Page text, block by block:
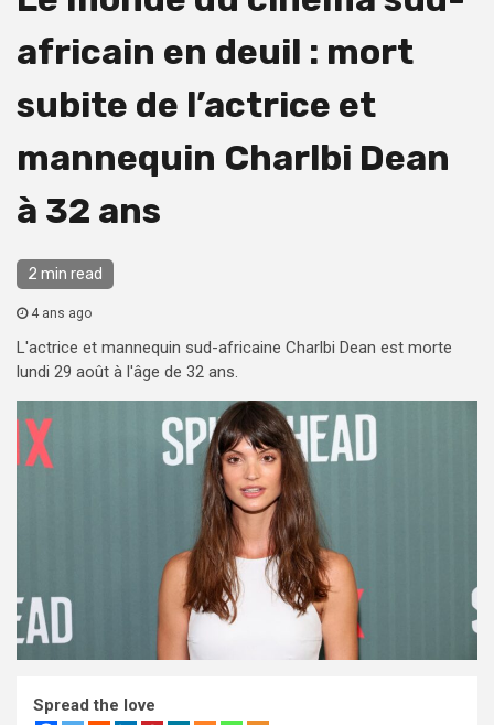
africain en deuil : mort
subite de l’actrice et
mannequin Charlbi Dean
à 32 ans
2 min read
4 ans ago
L'actrice et mannequin sud-africaine Charlbi Dean est morte
lundi 29 août à l'âge de 32 ans.
Spread the love